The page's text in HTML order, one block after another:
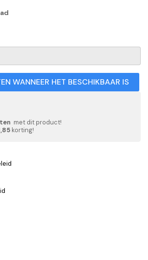
WANNEER HET BESCHIKBAAR IS
met dit product!
korting!